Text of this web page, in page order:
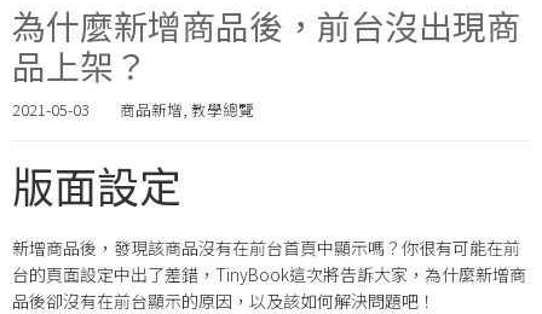
為什麼新增商品後，前台沒出現商
品上架？
2021-05-03 商品新增, 教學總覽
版面設定
新增商品後，發現該商品沒有在前台首頁中顯示嗎？你很有可能在前
台的頁面設定中出了差錯，TinyBook這次將告訴大家，為什麼新增商
品後卻沒有在前台顯示的原因，以及該如何解決問題吧！